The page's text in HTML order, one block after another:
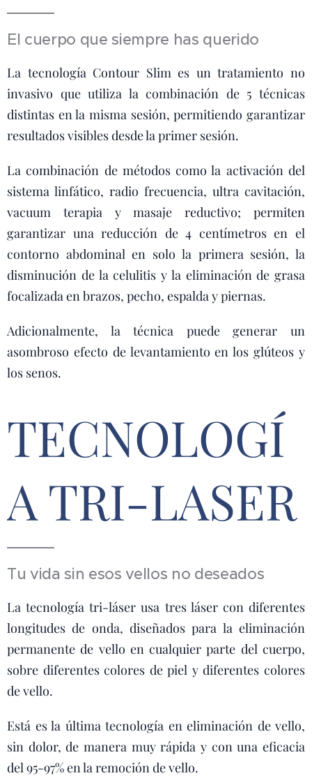
El cuerpo que siempre has querido
La tecnología Contour Slim es un tratamiento no
invasivo que utiliza la combinación de 5 técnicas
distintas en la misma sesión, permitiendo garantizar
resultados visibles desde la primer sesión.
La combinación de métodos como la activación del
sistema linfático, radio frecuencia, ultra cavitación,
vacuum terapia y masaje reductivo; permiten
garantizar una reducción de 4 centímetros en el
contorno abdominal en solo la primera sesión, la
disminución de la celulitis y la eliminación de grasa
focalizada en brazos, pecho, espalda y piernas.
Adicionalmente, la técnica puede generar un
asombroso efecto de levantamiento en los glúteos y
los senos.
TECNOLOGÍ
A TRI-LASER
Tu vida sin esos vellos no deseados
La tecnología tri-láser usa tres láser con diferentes
longitudes de onda, diseñados para la eliminación
permanente de vello en cualquier parte del cuerpo,
sobre diferentes colores de piel y diferentes colores
de vello.
Está es la última tecnología en eliminación de vello,
sin dolor, de manera muy rápida y con una eficacia
del 95-97% en la remoción de vello.